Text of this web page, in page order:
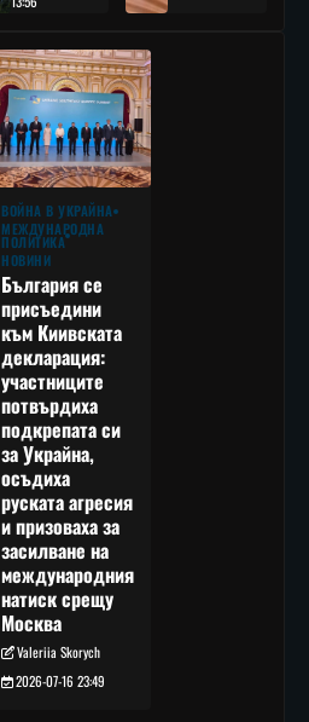
ВОЙНА В УКРАЙНА
МЕЖДУНАРОДНА
ПОЛИТИКА
НОВИНИ
България се
присъедини
към Киивската
декларация:
участниците
потвърдиха
подкрепата си
за Украйна,
осъдиха
руската агресия
и призоваха за
засилване на
международния
натиск срещу
Москва
Valeriia Skorych
2026-07-16 23:49